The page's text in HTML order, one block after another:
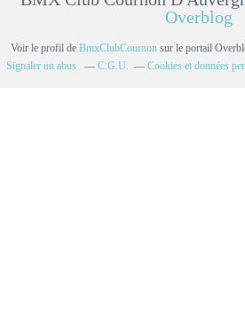
Overblog
Voir le profil de BmxClubCournon sur le portail
Signaler un abus
C.G.U. Cookies et données